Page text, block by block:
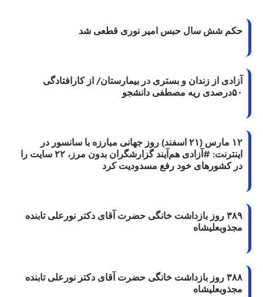
حکم شش سال حبس امیر نوری قطعی شد
آزادی از زندان و بستری در بیمارستان/ از کارافتادگی
۵۰درصدی ریه مصطفی دانشجو
۱۲ مارس (۲۱ اسفند) روز جهانی مبارزه با سانسور در
اینترنت: #آزادی هم‌آیند گزارشگران‌ بدون مرز، ۲۲ سایت را
در کشورهای خود رفع مسدودیت کرد
۳۸۹ روز بازداشت خانگی حضرت آقای دکتر نورعلی تابنده
مجذوبعلیشاه
۳۸۸ روز بازداشت خانگی حضرت آقای دکتر نورعلی تابنده
مجذوبعلیشاه